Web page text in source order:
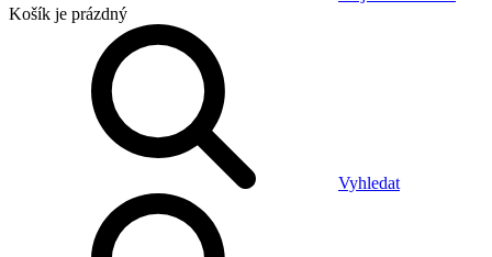
Košík je prázdný
Vyhledat